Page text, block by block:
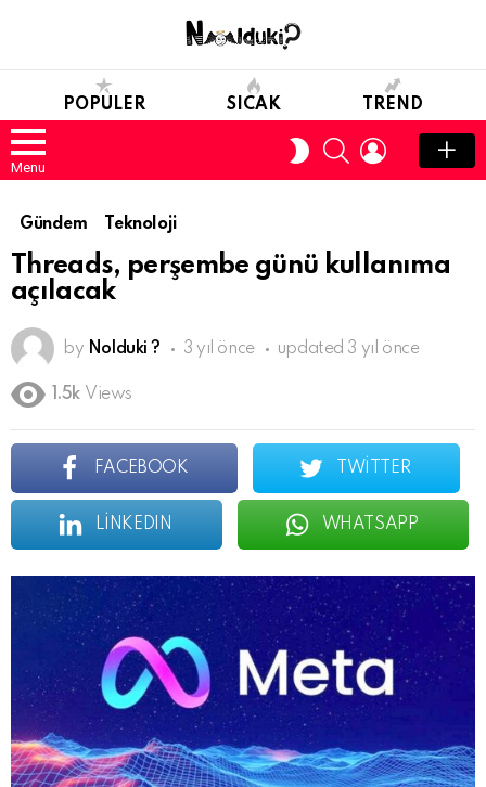
POPULER SICAK TREND
Menu
SWITCH
SKIN
SEARCHLOGIN
Gündem Teknoloji
Threads, perşembe günü kullanıma
açılacak
by Nolduki ? 3 yıl önce updated 3 yıl önce
1.5k Views
FACEBOOK TWITTER
LINKEDIN WHATSAPP